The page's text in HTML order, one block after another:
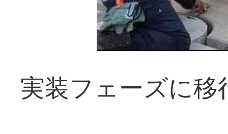
実装フェーズに移